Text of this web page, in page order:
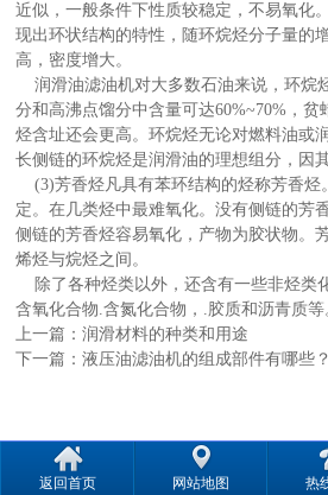
近似，一般条件下性质较稳定，不易氧化
现出环状结构的特性，随环烷烃分子量的
高，密度增大。
润滑油滤油机对大多数石油来说，环烷
分和高沸点馏分中含量可达60%~70%，
烃含址还会更高。环烷烃无论对燃料油或
长侧链的环烷烃是润滑油的理想组分，因
(3)芳香烃凡具有苯环结构的烃称芳香烃
定。在几类烃中最难氧化。没有侧链的芳
侧链的芳香烃容易氧化，产物为胶状物。
烯烃与烷烃之间。
除了各种烃类以外，还含有一些非烃类
含氧化合物.含氮化合物，.胶质和沥青质等
上一篇：润滑材料的种类和用途
下一篇：液压油滤油机的组成部件有哪些？
返回首页 网站地图 热